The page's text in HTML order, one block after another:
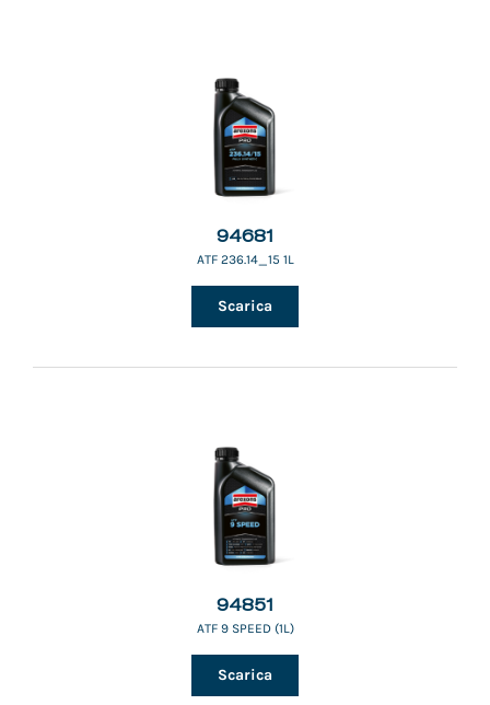
94681
ATF 236.14_15 1L
Scarica
94851
ATF 9 SPEED (1L)
Scarica